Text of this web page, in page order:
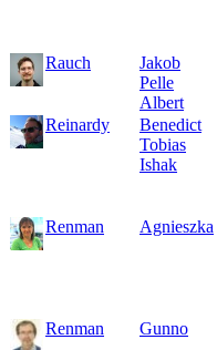
Rauch
Jakob
Pelle
Albert
Reinardy
Benedict
Tobias
Ishak
Renman
Agnieszka
Renman
Gunno